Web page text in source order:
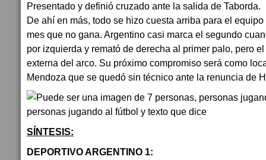
Presentado y definió cruzado ante la salida de Taborda.
De ahí en más, todo se hizo cuesta arriba para el
mes que no gana. Argentino casi marca el segundo
por izquierda y remató de derecha al primer palo, pero
externa del arco. Su próximo compromiso será como
Mendoza que se quedó sin técnico ante la renuncia de
SÍNTESIS:
DEPORTIVO ARGENTINO 1: